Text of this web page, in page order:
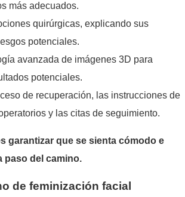
más adecuados.
quirúrgicas, explicando sus
potenciales.
avanzada de imágenes 3D para
potenciales.
de recuperación, las instrucciones de
y las citas de seguimiento.
garantizar que se sienta cómodo e
paso del camino.
de feminización facial